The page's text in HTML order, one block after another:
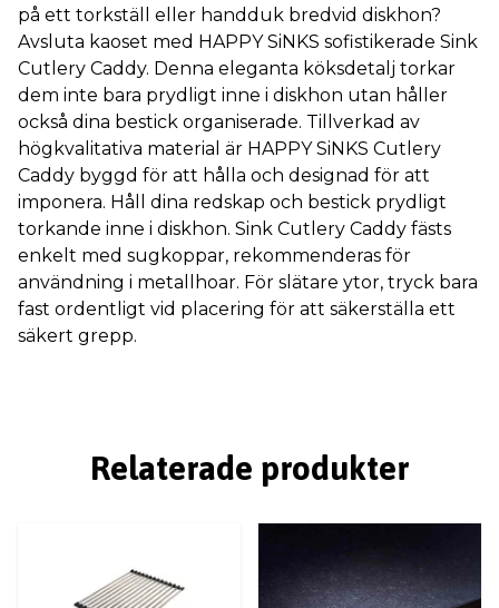
på ett torkställ eller handduk bredvid diskhon?
Avsluta kaoset med HAPPY SiNKS sofistikerade Sink
Cutlery Caddy. Denna eleganta köksdetalj torkar
dem inte bara prydligt inne i diskhon utan håller
också dina bestick organiserade. Tillverkad av
högkvalitativa material är HAPPY SiNKS Cutlery
Caddy byggd för att hålla och designad för att
imponera. Håll dina redskap och bestick prydligt
torkande inne i diskhon. Sink Cutlery Caddy fästs
enkelt med sugkoppar, rekommenderas för
användning i metallhoar. För slätare ytor, tryck bara
fast ordentligt vid placering för att säkerställa ett
säkert grepp.
Relaterade produkter